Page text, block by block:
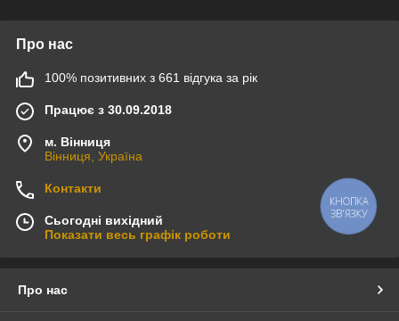
Про нас
100% позитивних з 661 відгука за рік
Працює з 30.09.2018
м. Вінниця
Вінниця, Україна
Контакти
Сьогодні вихідний
Показати весь графік роботи
Про нас
КНОПКА
ЗВ'ЯЗКУ